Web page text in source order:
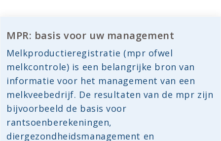
MPR: basis voor uw management
Melkproductieregistratie (mpr ofwel
melkcontrole) is een belangrijke bron van
informatie voor het management van een
melkveebedrijf. De resultaten van de mpr zijn
bijvoorbeeld de basis voor
rantsoenberekeningen,
diergezondheidsmanagement en